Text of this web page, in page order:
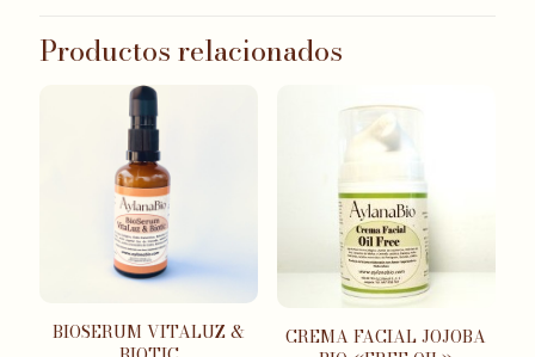
Productos relacionados
BIOSERUM VITALUZ &
CREMA FACIAL JOJOBA